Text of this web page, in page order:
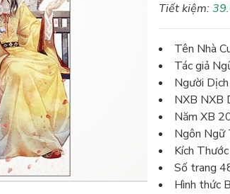
Tiết kiệm:
Tên Nhà
Tác giả
Người
NXB NXB
Năm XB
Ngôn Ngữ
Kích
Số trang
Hình thức